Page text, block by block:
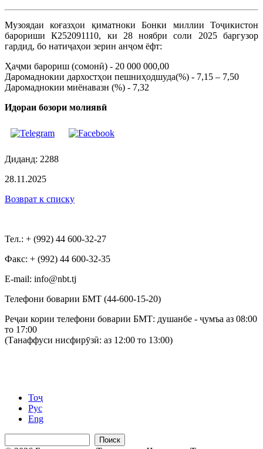
Музоядаи коғазҳои қиматноки Бонки миллии Тоҷикистон
барориши К252091110, ки 28 ноябри соли 2025 баргузор
гардид, бо натиҷаҳои зерин анҷом ёфт:
Ҳаҷми барориш (сомонӣ) - 20 000 000,00
Даромаднокии дархостҳои пешниҳодшуда(%) - 7,15 – 7,50
Даромаднокии миёнавазн (%) - 7,32
Идораи бозори молиявӣ
Диданд: 2288
28.11.2025
Возврат к списку
Тел.: + (992) 44 600-32-27
Факс: + (992) 44 600-32-35
Е-mail: info@nbt.tj
Телефони боварии БМТ (44-600-15-20)
Реҷаи кории телефони боварии БМТ: душанбе - ҷумъа аз 08:00
то 17:00
(Танаффуси нисфирӯзӣ: аз 12:00 то 13:00)
Тоҷ
Рус
Eng
Поиск